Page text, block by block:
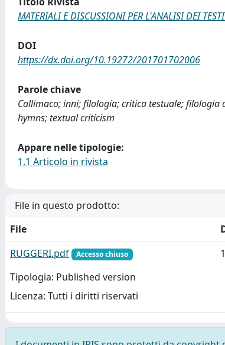
MATERIALI E DISCUSSIONI PER L'ANALISI DEI
DOI
https://dx.doi.org/10.19272/201701702006
Parole chiave
Callimaco; inni; filologia; critica testuale; filologia
hymns; textual criticism
Appare nelle tipologie:
1.1 Articolo in rivista
File in questo prodotto:
File
RUGGERI.pdf
Accesso chiuso
Tipologia: Published version
Licenza: Tutti i diritti riservati